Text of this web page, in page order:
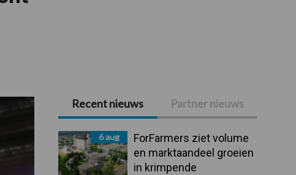
Primaire
Sidebar
Recent nieuws Partner nieuws
6 aug
ForFarmers ziet volume
en marktaandeel groeien
in krimpende